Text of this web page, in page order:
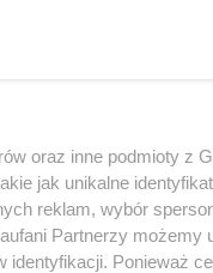
oraz inne podmioty z
jak unikalne
reklam, wybór
Partnerzy
identyfikacji. Ponieważ